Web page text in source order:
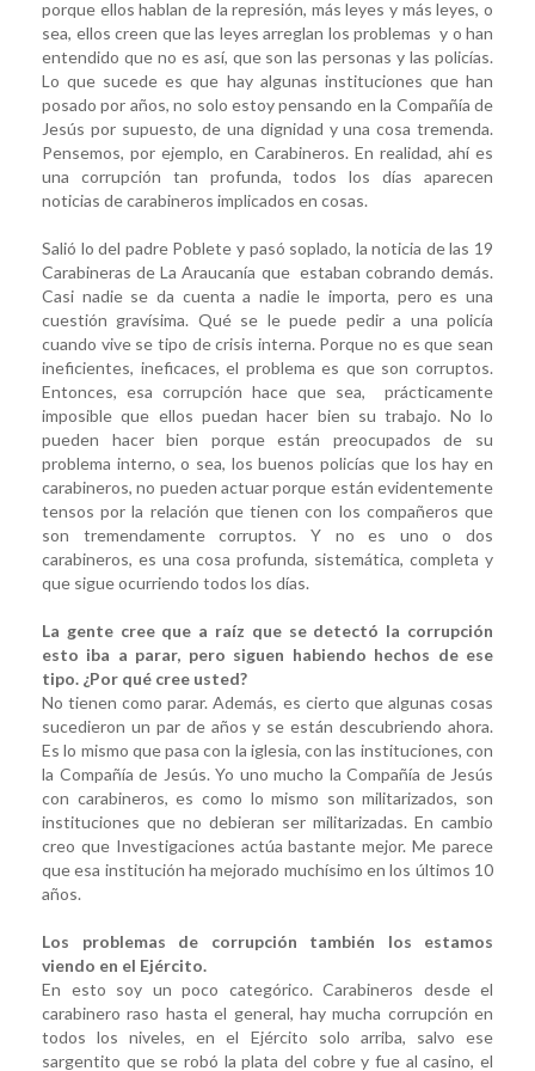
porque ellos hablan de la represión, más leyes y más leyes, o
sea, ellos creen que las leyes arreglan los problemas y o han
entendido que no es así, que son las personas y las policías.
Lo que sucede es que hay algunas instituciones que han
posado por años, no solo estoy pensando en la Compañía de
Jesús por supuesto, de una dignidad y una cosa tremenda.
Pensemos, por ejemplo, en Carabineros. En realidad, ahí es
una corrupción tan profunda, todos los días aparecen
noticias de carabineros implicados en cosas.
Salió lo del padre Poblete y pasó soplado, la noticia de las 19
Carabineras de La Araucanía que estaban cobrando demás.
Casi nadie se da cuenta a nadie le importa, pero es una
cuestión gravísima. Qué se le puede pedir a una policía
cuando vive se tipo de crisis interna. Porque no es que sean
ineficientes, ineficaces, el problema es que son corruptos.
Entonces, esa corrupción hace que sea, prácticamente
imposible que ellos puedan hacer bien su trabajo. No lo
pueden hacer bien porque están preocupados de su
problema interno, o sea, los buenos policías que los hay en
carabineros, no pueden actuar porque están evidentemente
tensos por la relación que tienen con los compañeros que
son tremendamente corruptos. Y no es uno o dos
carabineros, es una cosa profunda, sistemática, completa y
que sigue ocurriendo todos los días.
La gente cree que a raíz que se detectó la corrupción
esto iba a parar, pero siguen habiendo hechos de ese
tipo. ¿Por qué cree usted?
No tienen como parar. Además, es cierto que algunas cosas
sucedieron un par de años y se están descubriendo ahora.
Es lo mismo que pasa con la iglesia, con las instituciones, con
la Compañía de Jesús. Yo uno mucho la Compañía de Jesús
con carabineros, es como lo mismo son militarizados, son
instituciones que no debieran ser militarizadas. En cambio
creo que Investigaciones actúa bastante mejor. Me parece
que esa institución ha mejorado muchísimo en los últimos 10
años.
Los problemas de corrupción también los estamos
viendo en el Ejército.
En esto soy un poco categórico. Carabineros desde el
carabinero raso hasta el general, hay mucha corrupción en
todos los niveles, en el Ejército solo arriba, salvo ese
sargentito que se robó la plata del cobre y fue al casino, el